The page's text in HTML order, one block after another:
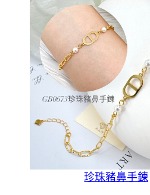
珍珠豬鼻手鍊